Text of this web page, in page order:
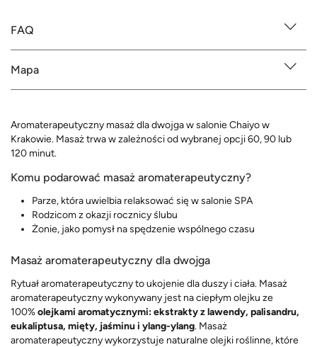
FAQ
Mapa
Aromaterapeutyczny masaż dla dwojga w salonie Chaiyo w
Krakowie. Masaż trwa w zależności od wybranej opcji 60, 90 lub
120 minut.
Komu podarować masaż aromaterapeutyczny?
Parze, która uwielbia relaksować się w salonie SPA
Rodzicom z okazji rocznicy ślubu
Żonie, jako pomysł na spędzenie wspólnego czasu
Masaż aromaterapeutyczny dla dwojga
Rytuał aromaterapeutyczny to ukojenie dla duszy i ciała. Masaż
aromaterapeutyczny wykonywany jest na ciepłym olejku ze
100%olejkami aromatycznymi: ekstrakty z lawendy, palisandru,
eukaliptusa, mięty, jaśminu i ylang-ylang. Masaż
aromaterapeutyczny wykorzystuje naturalne olejki roślinne, które